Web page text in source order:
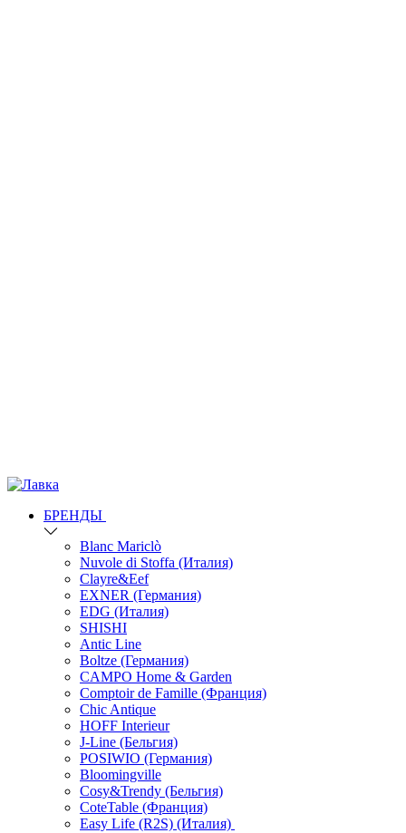
БРЕНДЫ
Blanc Mariclò
Nuvole di Stoffa (Италия)
Clayre&Eef
EXNER (Германия)
EDG (Италия)
SHISHI
Antic Line
Boltze (Германия)
CAMPO Home & Garden
Comptoir de Famille (Франция)
Chic Antique
HOFF Interieur
J-Line (Бельгия)
POSIWIO (Германия)
Bloomingville
Cosy&Trendy (Бельгия)
CoteTable (Франция)
Easy Life (R2S) (Италия)